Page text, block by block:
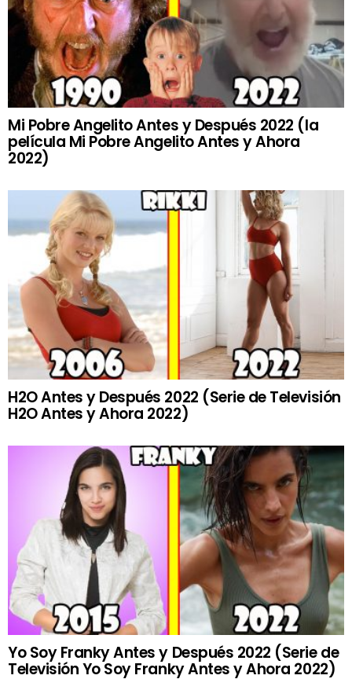
Mi Pobre Angelito Antes y Después 2022 (la
película Mi Pobre Angelito Antes y Ahora
2022)
H2O Antes y Después 2022 (Serie de Televisión
H2O Antes y Ahora 2022)
Yo Soy Franky Antes y Después 2022 (Serie de
Televisión Yo Soy Franky Antes y Ahora 2022)